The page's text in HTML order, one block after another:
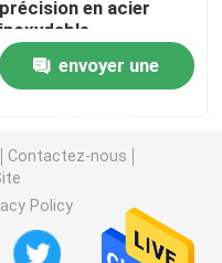
ordinateur tournent les
précision en acier
inoxydable
multifonctionnel
envoyer une
Contactez-nous
Policy